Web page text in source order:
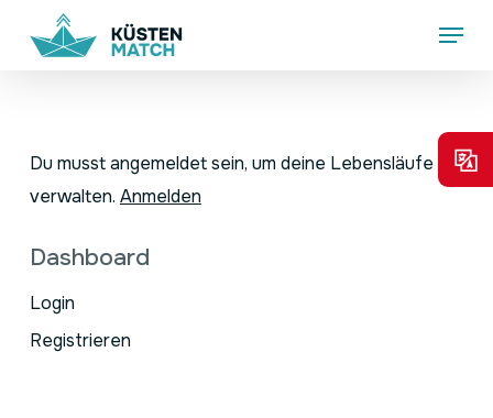
Menu
Du musst angemeldet sein, um deine Lebensläufe zu
verwalten. Anmelden
Dashboard
Login
Registrieren